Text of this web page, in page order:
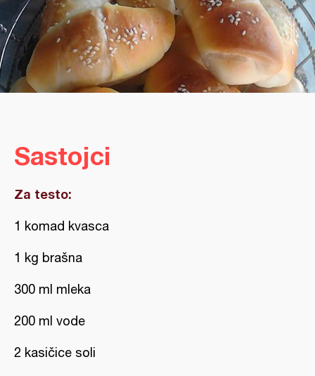
Sastojci
Za testo:
1 komad kvasca
1 kg brašna
300 ml mleka
200 ml vode
2 kasičice soli